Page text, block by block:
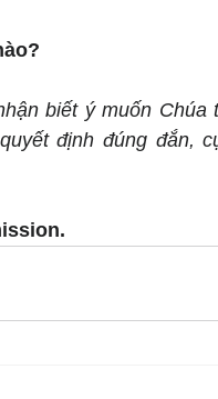
biết ý muốn Chúa
định đúng đắn,